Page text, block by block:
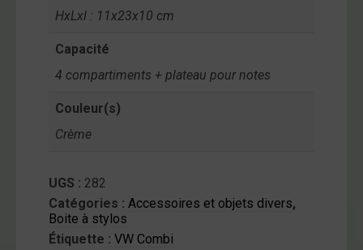
HxLxl : 11x23x10 cm
Capacité
4 compartiments + plateau pour notes
Couleur(s)
Crème
UGS : 282
Catégories : Accessoires et objets divers,
Boite à stylos
Étiquette : VW Combi